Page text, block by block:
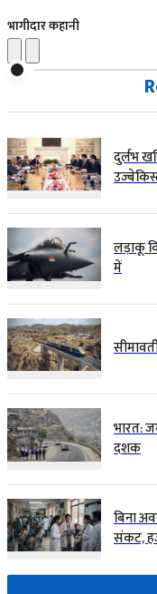
भागीदार कहानी
दुर्लभ
लड़ाकू
में
भारत:
दशक
बिना
संकट,